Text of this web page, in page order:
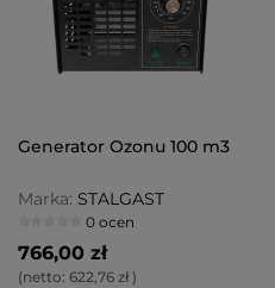
Generator Ozonu 100 m3
Marka: STALGAST
0 ocen
766,00 zł
(netto: 622,76 zł)